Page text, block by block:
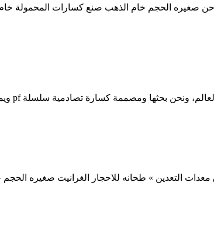
صغيره الحجم خام الذهب صنع كسارات